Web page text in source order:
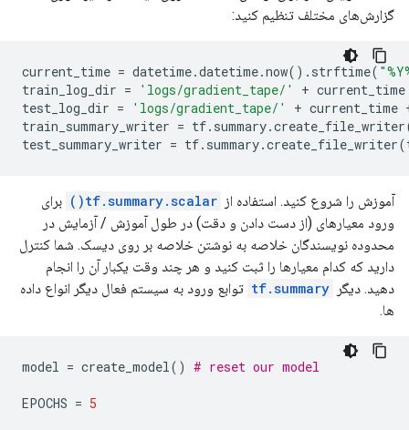
گزارش‌های مختلف تنظیم کنید:
current_time = datetime.datetime.now(). strftime(
train_log_dir = 'logs/gradient_tape/' +
test_log_dir = 'logs/gradient_tape/' + current_time
train_summary_writer = tf. summary.create_file_writer
test_summary_writer = tf. summary.create_file_writer(
آموزش را شروع کنید. استفاده از tf.summary.scalar()
برای
ورود معیارهای (از دست دادن و دقت) در طول آموزش / آزمایش در
محدوده نویسندگان خلاصه به نوشتن خلاصه بر روی دیسک. شما کنترل
دارید که کدام معیارها را ثبت کنید و هر چند وقت یکبار آن را انجام
دهید. دیگر tf.summary توابع ورود به سیستم فعال دیگر انواع داده
ها.
model = create_model() # reset our model
EPOCHS = 5